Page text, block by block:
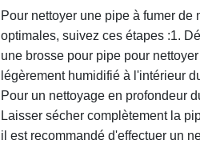
Pour nettoyer une pipe à fumer
optimales, suivez ces étapes :1.
une brosse pour pipe pour
légèrement humidifié à l'intérieur
Pour un nettoyage en profondeur
Laisser sécher complètement la
il est recommandé d'effectuer un